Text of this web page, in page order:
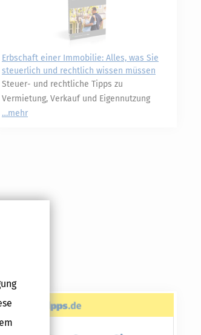
Erbschaft einer Immobilie: Alles, was Sie
steuerlich und rechtlich wissen müssen
Steuer- und rechtliche Tipps zu
Vermietung, Verkauf und Eigennutzung
mehr